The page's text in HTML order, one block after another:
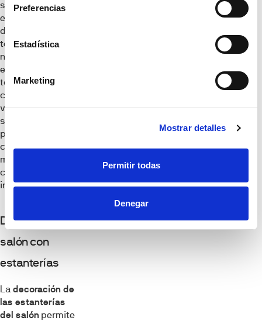
Preferencias
Estadística
Marketing
Mostrar detalles
Permitir todas
Denegar
salón deben
elegirse en función
de la altura del
techo y la luz
natural. Si el techo
es bajo, opta por
tonos claros y
composiciones
verticales. En
salones altos,
puedes atreverte
con elementos
más grandes y
colores más
intensos.
Decoración del
salón con
estanterías
La decoración de
las estanterías
del salón permite